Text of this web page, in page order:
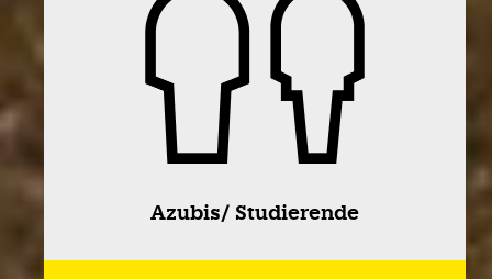
Azubis/ Studierende